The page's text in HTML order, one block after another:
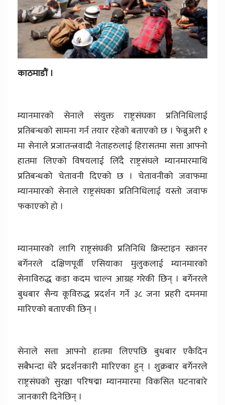
काठमाडौं ।
म्यानमारको सेनाले संयुक्त राष्ट्रसंघका प्रतिनिधिलाई
प्रतिबन्धको सामना गर्न तयार रहेको बताएको छ । फेब्रुअरी १
मा सेनाले प्रजातन्त्रवादी नेताहरुलाई हिरासतमा सत्ता आफ्नो
हातमा लिएको विषयलाई लिँदै राष्ट्रसंघले म्यानमारमाथि
प्रतिबन्धको चेतावनी दिएको छ । चेतावनीको जवाफमा
म्यानमारको सेनाले राष्ट्रसंघका प्रतिनिधिलाई यस्तो जवाफ
फकाएको हो ।
म्यानमारको लागि राष्ट्रसंघकी प्रतिनिधि क्रिस्टाइन स्क्रानर
बर्गेनरले दक्षिणपूर्वी एसियाका मुलुकलाई म्यानमारको
सेनाविरुद्ध कडा कदम चाल्न आग्रह गरेकी छिन् । बर्गेनरले
बुधबार सैन्य कूविरुद्ध प्रदर्शन गर्ने ३८ जना प्रहरी दमनमा
मारिएको बताएकी छिन् ।
सेनाले सत्ता आफ्नो हातमा लिएपछि बुधबार एकैदिन
सबैभन्दा धेरै प्रदर्शनकारी मारिएका हुन् । शुक्रबार बर्गेनरले
राष्ट्रसंघको सुरक्षा परिषद्मा म्यानमारमा विकसित घटनाबारे
जानकारी दिनेछिन् ।